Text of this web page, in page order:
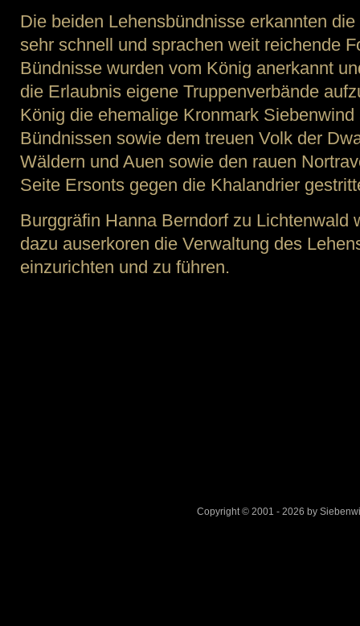
Die beiden Lehensbündnisse erkannten
sehr schnell und sprachen weit reichende
Bündnisse wurden vom König anerkannt
die Erlaubnis eigene Truppenverbände
König die ehemalige Kronmark
Bündnissen sowie dem treuen Volk der
Wäldern und Auen sowie den rauen
Seite Ersonts gegen die Khalandrier
Burggräfin Hanna Berndorf zu Lichtenwald
dazu auserkoren die Verwaltung des
einzurichten und zu führen.
Copyright © 2001 - 2026 by